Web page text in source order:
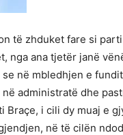
të zhduket fare si
nga ana tjetër janë
në mbledhjen e
administratë dhe
i cili dy muaj e
në të cilën